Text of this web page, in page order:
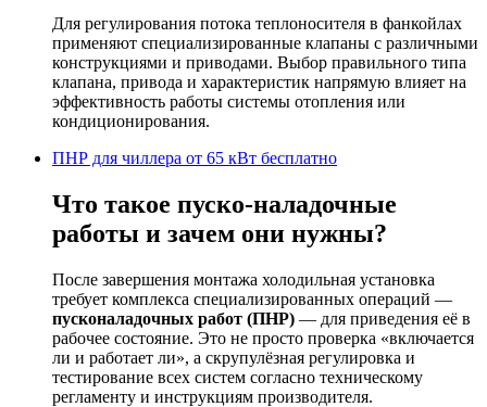
Для регулирования потока теплоносителя в фанкойлах
применяют специализированные клапаны с различными
конструкциями и приводами. Выбор правильного типа
клапана, привода и характеристик напрямую влияет на
эффективность работы системы отопления или
кондиционирования.
ПНР для чиллера от 65 кВт бесплатно
Что такое пуско-наладочные
работы и зачем они нужны?
После завершения монтажа холодильная установка
требует комплекса специализированных операций —
пусконаладочных работ (ПНР) — для приведения её в
рабочее состояние. Это не просто проверка «включается
ли и работает ли», а скрупулёзная регулировка и
тестирование всех систем согласно техническому
регламенту и инструкциям производителя.